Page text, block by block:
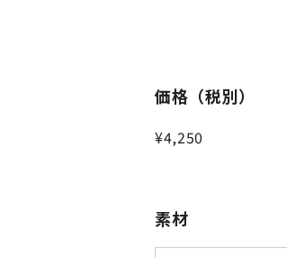
価格（税別）
¥4,250
素材